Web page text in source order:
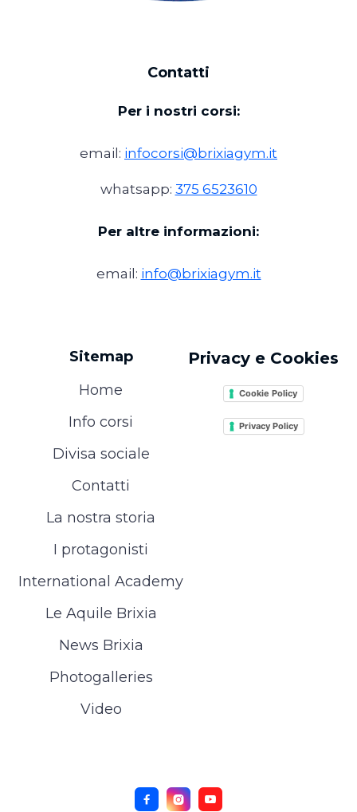
Contatti
Per i nostri corsi:
email: infocorsi@brixiagym.it
whatsapp: 375 6523610
Per altre informazioni:
email: info@brixiagym.it
Sitemap
Home
Info corsi
Divisa sociale
Contatti
La nostra storia
I protagonisti
International Academy
Le Aquile Brixia
News Brixia
Photogalleries
Video
Privacy e Cookies
Cookie Policy
Privacy Policy
  